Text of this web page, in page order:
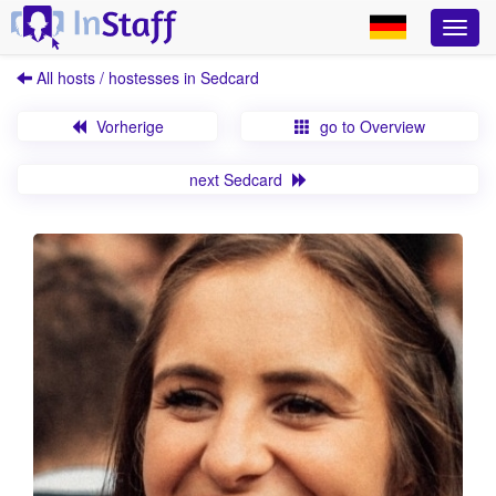
All hosts / hostesses in Sedcard
Vorherige go to Overview
next Sedcard